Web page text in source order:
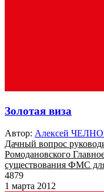
Золотая виза
Автор: Алексей
Дачный вопрос
Ромодановского
существования ФМС
4879
1 марта 2012